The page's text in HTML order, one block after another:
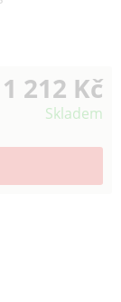
1 212 Kč
Skladem